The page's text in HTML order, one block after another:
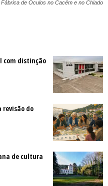
Fábrica de Óculos no Cacém e no Chiado
com distinção
revisão do
de cultura